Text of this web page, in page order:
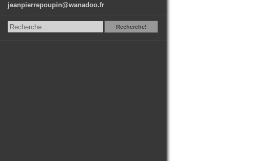
jeanpierrepoupin@wanadoo.fr
RechercheRecherche!